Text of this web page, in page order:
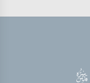
قدس‌سره